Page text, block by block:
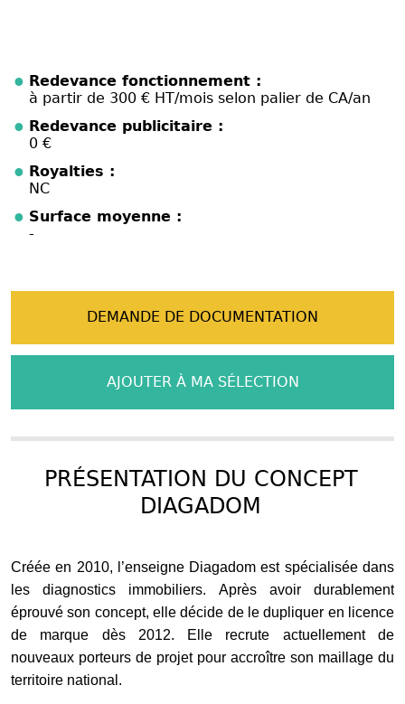
Redevance fonctionnement :
à partir de 300 € HT/mois selon palier de CA/an
Redevance publicitaire :
0 €
Royalties :
NC
Surface moyenne :
-
DEMANDE DE DOCUMENTATION
AJOUTER À MA SÉLECTION
PRÉSENTATION DU CONCEPT
DIAGADOM
Créée en 2010, l’enseigne Diagadom est spécialisée dans
les diagnostics immobiliers. Après avoir durablement
éprouvé son concept, elle décide de le dupliquer en licence
de marque dès 2012. Elle recrute actuellement de
nouveaux porteurs de projet pour accroître son maillage du
territoire national.